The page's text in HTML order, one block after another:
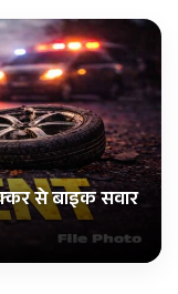
से बाइक सवार